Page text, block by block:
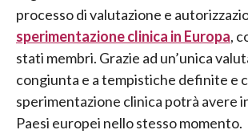
processo di valutazione e
sperimentazione clinica in Europa,
stati membri. Grazie ad un’unica
congiunta e a tempistiche definite e
sperimentazione clinica potrà avere
Paesi europei nello stesso momento.